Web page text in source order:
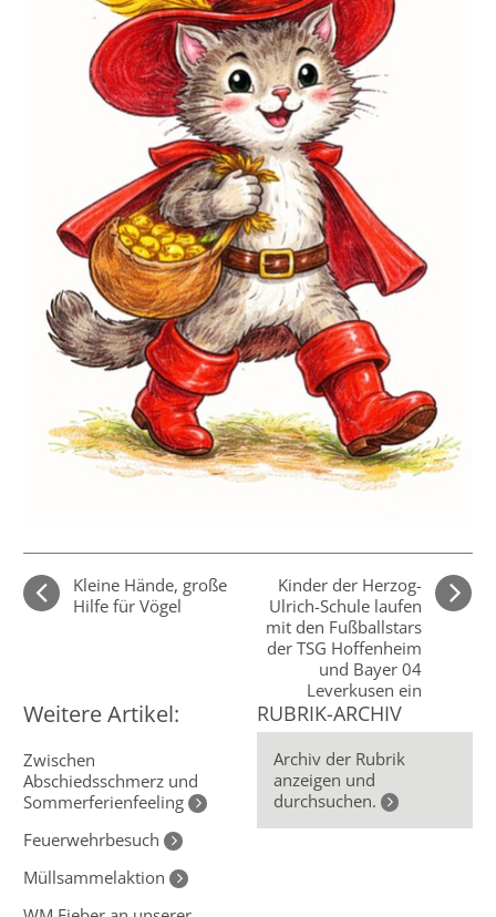
Kleine Hände, große
Hilfe für Vögel
Kinder der Herzog-
Ulrich-Schule laufen
mit den Fußballstars
der TSG Hoffenheim
und Bayer 04
Leverkusen ein
Weitere Artikel:
Zwischen
Abschiedsschmerz und
Sommerferienfeeling
Feuerwehrbesuch
Müllsammelaktion
RUBRIK-ARCHIV
Archiv der Rubrik
anzeigen und
durchsuchen.